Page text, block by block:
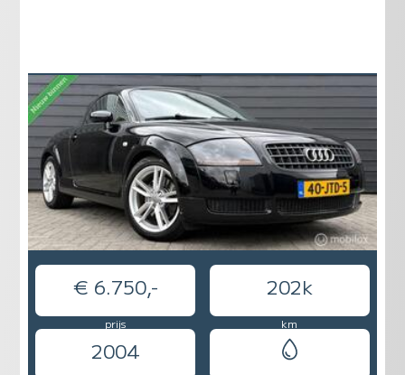
€ 6.750,- 202k
prijs km
2004